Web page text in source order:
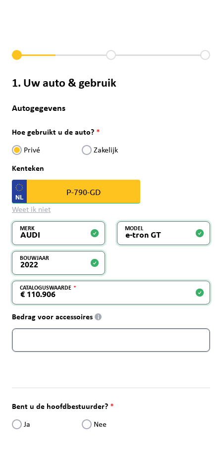
1. Uw auto & gebruik
Autogegevens
Hoe gebruikt u de auto?
Privé Zakelijk
Kenteken
Weet ik niet
MERK MODEL
BOUWJAAR
CATALOGUSWAARDE
Bedrag voor accessoires i
Bent u de hoofdbestuurder?
Ja Nee